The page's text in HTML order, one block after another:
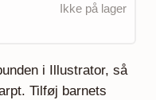
Ikke på lager
i Illustrator, så
Tilføj barnets